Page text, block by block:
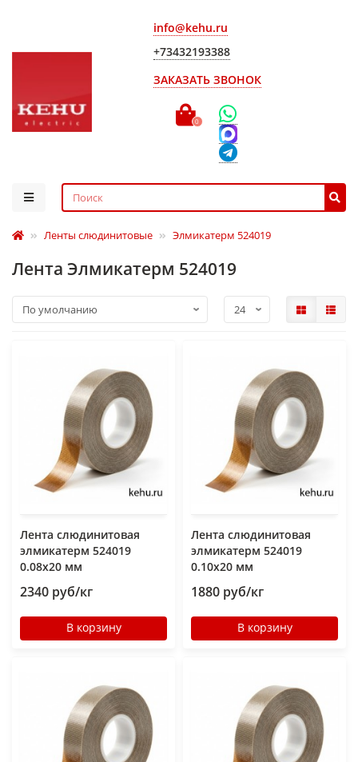
info@kehu.ru
+73432193388
ЗАКАЗАТЬ ЗВОНОК
0
Ленты слюдинитовые Элмикатерм 524019
Лента Элмикатерм 524019
Лента слюдинитовая
элмикатерм 524019
0.08х20 мм
2340 руб/кг
В корзину
Лента слюдинитовая
элмикатерм 524019
0.10х20 мм
1880 руб/кг
В корзину